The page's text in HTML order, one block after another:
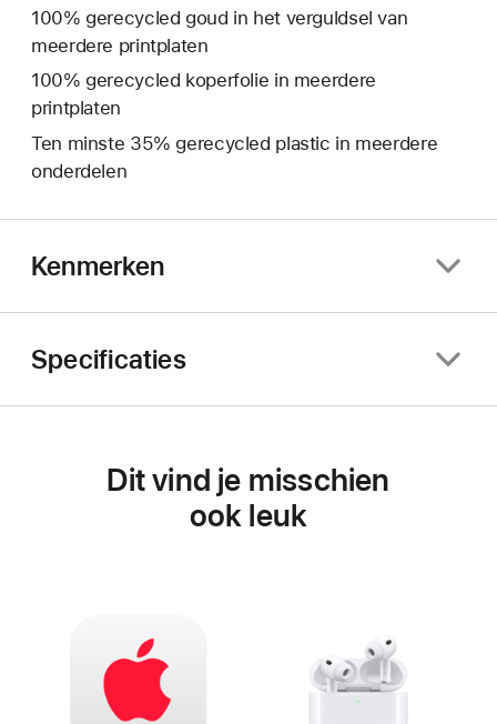
100% gerecycled goud in het verguldsel van
meerdere printplaten
100% gerecycled koperfolie in meerdere
printplaten
Ten minste 35% gerecycled plastic in meerdere
onderdelen
Kenmerken
Specificaties
Dit vind je misschien
ook leuk